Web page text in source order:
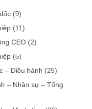
(9)
(11)
CEO (2)
(5)
– Điều hành (25)
– Nhân sự – Tổng